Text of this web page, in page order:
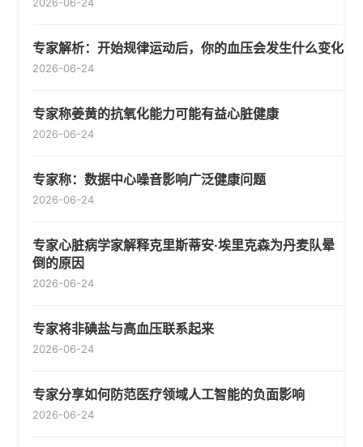
专家解析：开始规律运动后，你的血压会发生什么变化
2026-06-24
专家称姜黄的抗氧化能力可能有益心脏健康
2026-06-24
专家称：数据中心噪音影响广泛健康问题
2026-06-24
专家心脏病学家解释克里斯蒂安·埃里克森为丹麦队晕
倒的原因
2026-06-24
专家将非碘盐与高血压联系起来
2026-06-24
专家分享如何防范医疗领域人工智能的负面影响
2026-06-24